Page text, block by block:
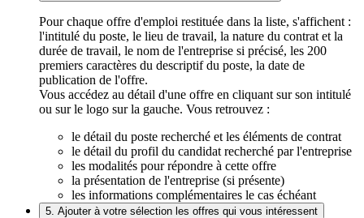
Pour chaque offre d'emploi restituée dans la liste, s'affichent :
l'intitulé du poste, le lieu de travail, la nature du contrat et la
durée de travail, le nom de l'entreprise si précisé, les 200
premiers caractères du descriptif du poste, la date de
publication de l'offre.
Vous accédez au détail d'une offre en cliquant sur son intitulé
ou sur le logo sur la gauche. Vous retrouvez :
le détail du poste recherché et les éléments de contrat
le détail du profil du candidat recherché par l'entreprise
les modalités pour répondre à cette offre
la présentation de l'entreprise (si présente)
les informations complémentaires le cas échéant
5. Ajouter à votre sélection les offres qui vous intéressent